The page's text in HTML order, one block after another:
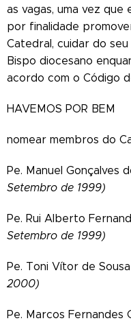
as vagas, uma vez
por finalidade
Catedral, cuidar do
Bispo diocesano
acordo com o Código
HAVEMOS POR BEM
nomear membros do
Pe. Manuel Gonçalves
Setembro de 1999)
Pe. Rui Alberto
Setembro de 1999)
Pe. Toni Vítor de Sousa
2000)
Pe. Marcos Fernandes